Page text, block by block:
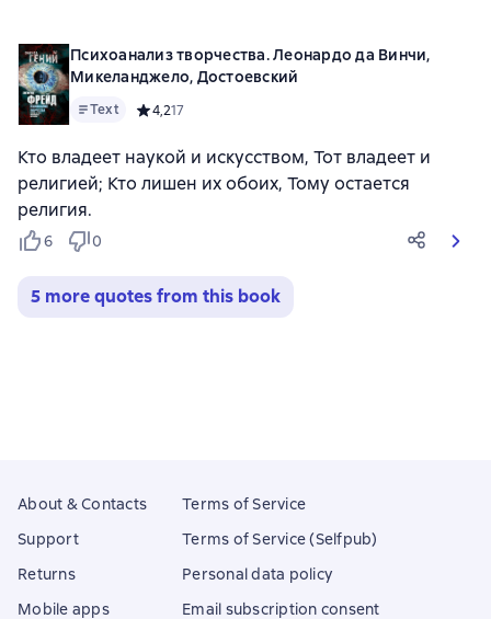
Психоанализ творчества. Леонардо да Винчи,
Микеланджело, Достоевский
Text Средний рейтинг 4,2 на основе 17 оценок
4,217
Кто владеет наукой и искусством, Тот владеет и
религией; Кто лишен их обоих, Тому остается
религия.
6 0
5 more quotes from this book
About & Contacts
Support
Returns
Mobile apps
Terms of Service
Terms of Service (Selfpub)
Personal data policy
Email subscription consent